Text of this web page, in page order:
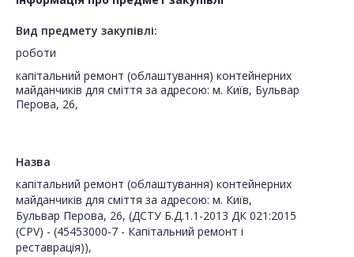
Вид предмету закупівлі:
роботи
капітальний ремонт (облаштування) контейнерних
майданчиків для сміття за адресою: м. Київ, Бульвар
Перова, 26,
Назва
капітальний ремонт (облаштування) контейнерних
майданчиків для сміття за адресою: м. Київ,
Бульвар Перова, 26, (ДСТУ Б.Д.1.1-2013 ДК 021:2015
(CPV) - (45453000-7 - Капітальний ремонт і
реставрація)),